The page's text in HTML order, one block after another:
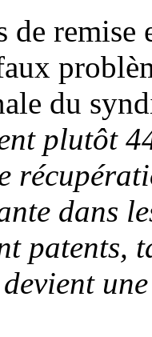
remise
du
plutôt
dans
patents,